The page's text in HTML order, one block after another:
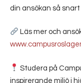
din ansökan så snart
Läs mer och
Studera på
inspirerande miljö i